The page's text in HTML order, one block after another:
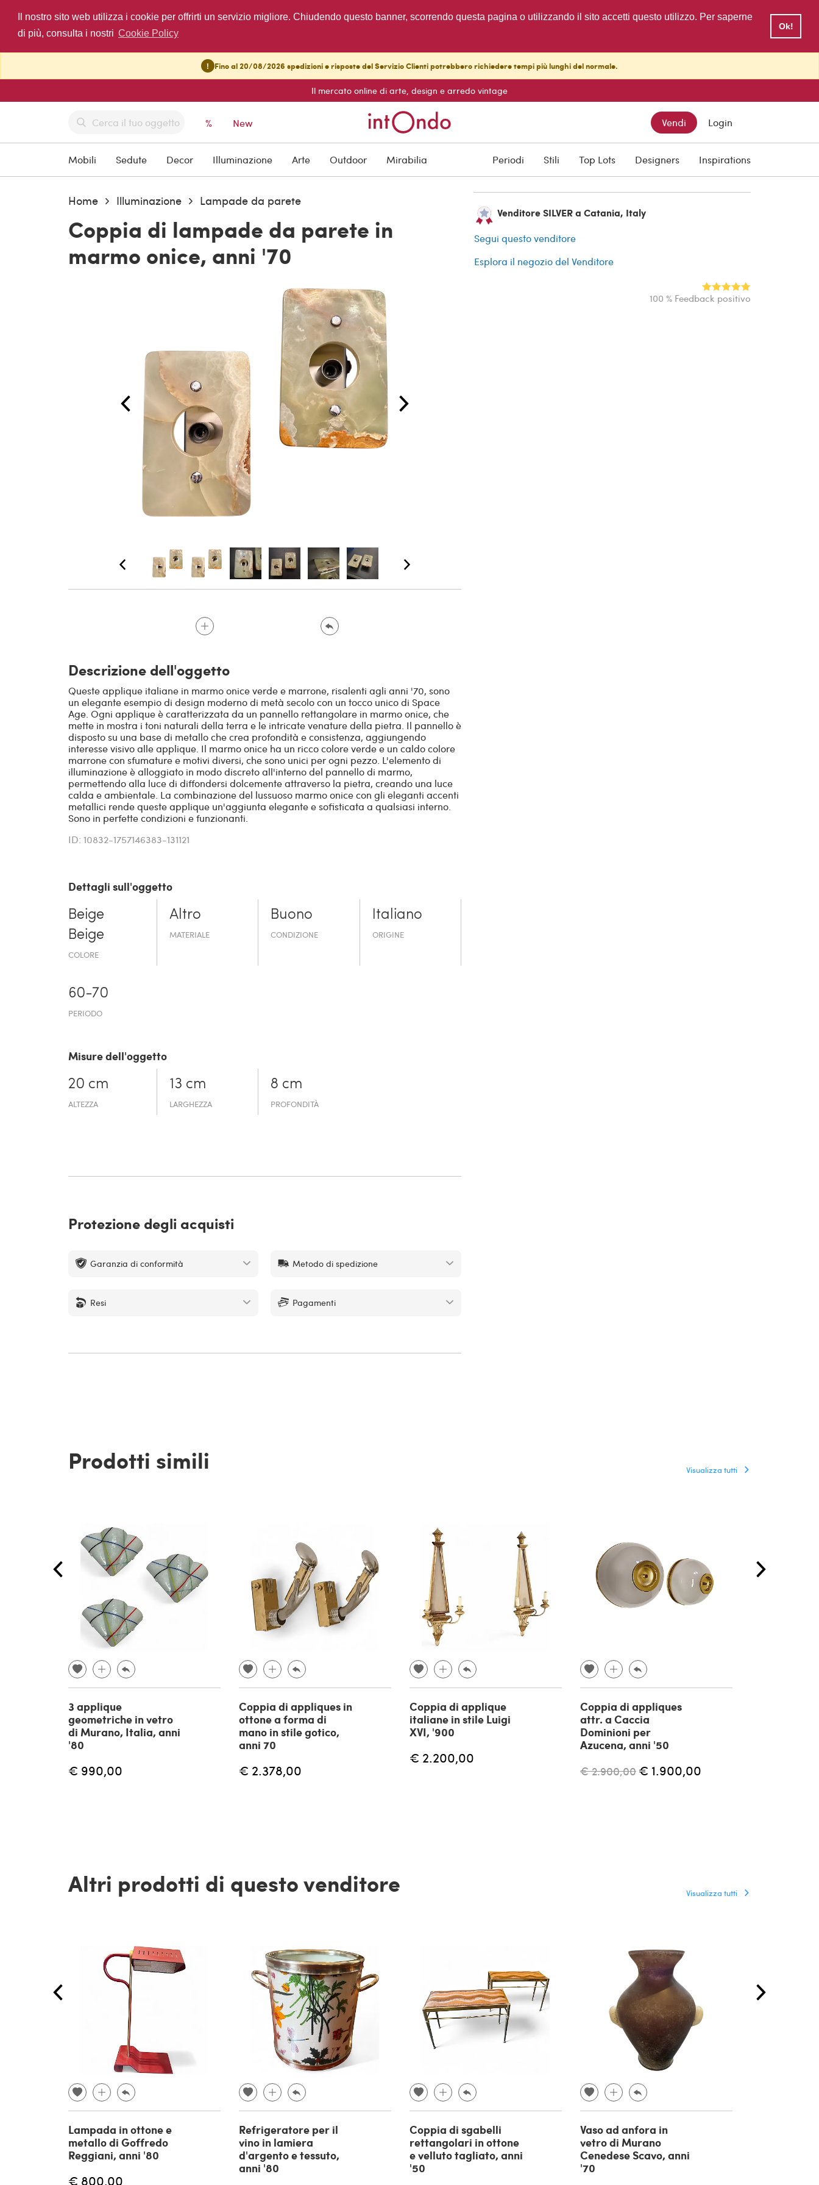
Il nostro sito web utilizza i cookie per offrirti un servizio migliore. Chiudendo questo banner, scorrendo questa pagina o utilizzando il sito accetti questo utilizzo. Per saperne
di più, consulta i nostri Cookie Policy
Ok!
! Fino al 20/08/2026 spedizioni e risposte del Servizio Clienti potrebbero richiedere tempi più lunghi del normale.
Il mercato online di arte, design e arredo vintage
% New Vendi Login
Mobili Sedute Decor Illuminazione Arte Outdoor Mirabilia Periodi Stili Top Lots Designers Inspirations
Home Illuminazione Lampade da parete
Coppia di lampade da parete in
marmo onice, anni '70
Venditore SILVER a Catania, Italy
Segui questo venditore
Esplora il negozio del Venditore
100 % Feedback positivo
Descrizione dell'oggetto
Queste applique italiane in marmo onice verde e marrone, risalenti agli anni '70, sono
un elegante esempio di design moderno di metà secolo con un tocco unico di Space
Age. Ogni applique è caratterizzata da un pannello rettangolare in marmo onice, che
mette in mostra i toni naturali della terra e le intricate venature della pietra. Il pannello è
disposto su una base di metallo che crea profondità e consistenza, aggiungendo
interesse visivo alle applique. Il marmo onice ha un ricco colore verde e un caldo colore
marrone con sfumature e motivi diversi, che sono unici per ogni pezzo. L'elemento di
illuminazione è alloggiato in modo discreto all'interno del pannello di marmo,
permettendo alla luce di diffondersi dolcemente attraverso la pietra, creando una luce
calda e ambientale. La combinazione del lussuoso marmo onice con gli eleganti accenti
metallici rende queste applique un'aggiunta elegante e sofisticata a qualsiasi interno.
Sono in perfette condizioni e funzionanti.
ID: 10832-1757146383-131121
Dettagli sull'oggetto
Beige
Beige
COLORE
Altro
MATERIALE
Buono
CONDIZIONE
Italiano
ORIGINE
60-70
PERIODO
Misure dell'oggetto
20 cm
ALTEZZA
13 cm
LARGHEZZA
8 cm
PROFONDITÀ
Protezione degli acquisti
Garanzia di conformità Metodo di spedizione
Resi Pagamenti
Prodotti simili Visualizza tutti
3 applique
geometriche in vetro
di Murano, Italia, anni
'80
€ 990,00
Coppia di appliques in
ottone a forma di
mano in stile gotico,
anni 70
€ 2.378,00
Coppia di applique
italiane in stile Luigi
XVI, '900
€ 2.200,00
Coppia di appliques
attr. a Caccia
Dominioni per
Azucena, anni '50
€ 2.900,00 € 1.900,00
Altri prodotti di questo venditore Visualizza tutti
Lampada in ottone e
metallo di Goffredo
Reggiani, anni '80
€ 800,00
Refrigeratore per il
vino in lamiera
d'argento e tessuto,
anni '80
Coppia di sgabelli
rettangolari in ottone
e velluto tagliato, anni
'50
Vaso ad anfora in
vetro di Murano
Cenedese Scavo, anni
'70